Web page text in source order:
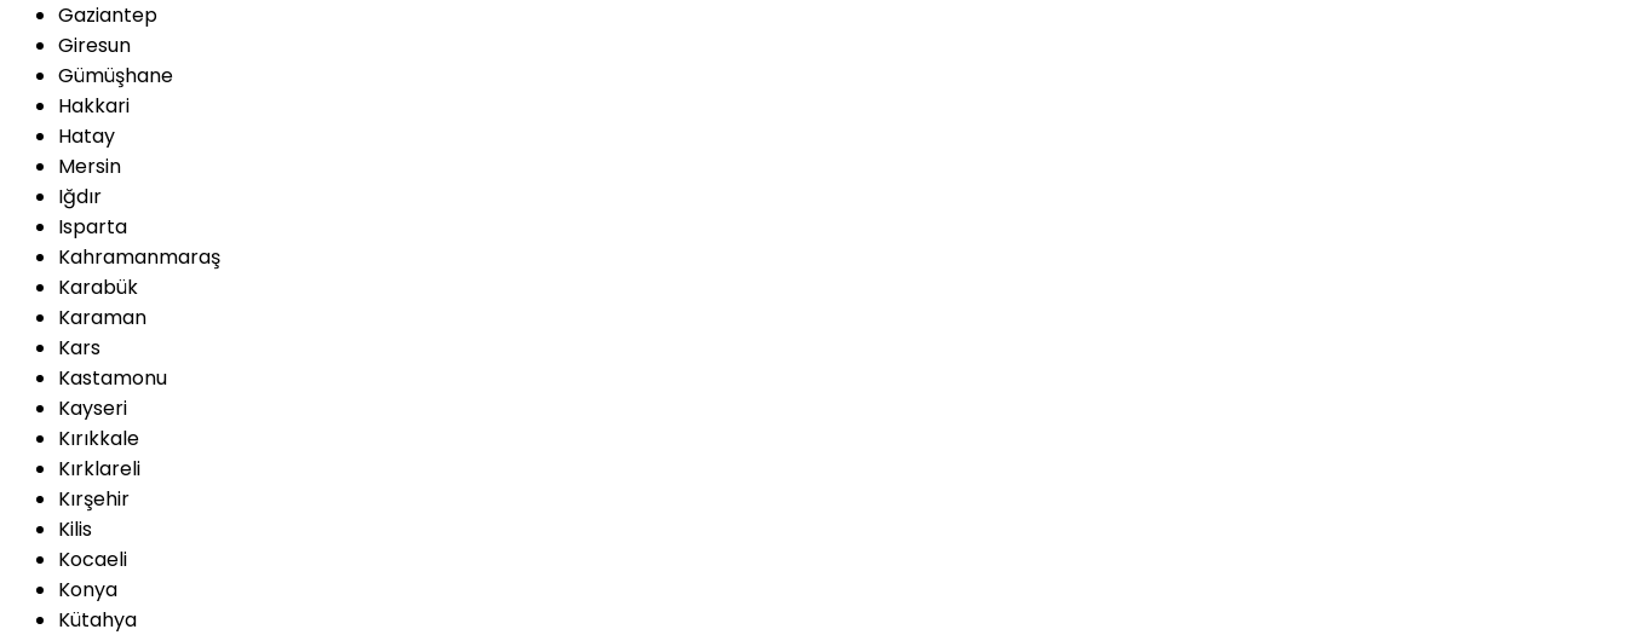
Gaziantep
Giresun
Gümüşhane
Hakkari
Hatay
Mersin
Iğdır
Isparta
Kahramanmaraş
Karabük
Karaman
Kars
Kastamonu
Kayseri
Kırıkkale
Kırklareli
Kırşehir
Kilis
Kocaeli
Konya
Kütahya